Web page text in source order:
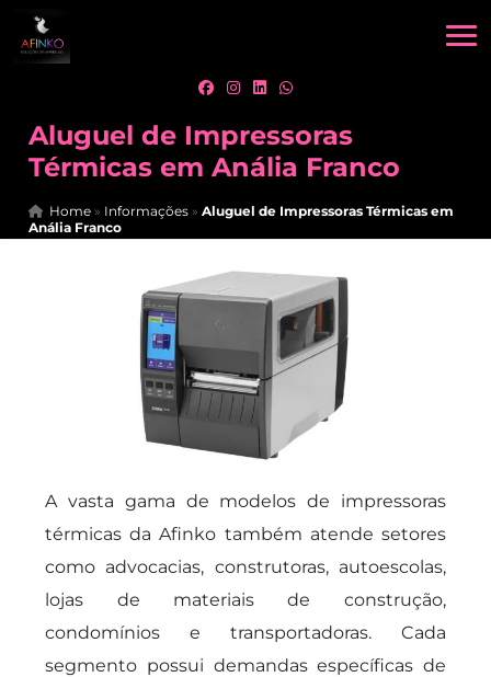
Aluguel de Impressoras
Térmicas em Anália Franco
Home » Informações »Aluguel de Impressoras Térmicas em
Anália Franco
A vasta gama de modelos de impressoras
térmicas da Afinko também atende setores
como advocacias, construtoras, autoescolas,
lojas de materiais de construção,
condomínios e transportadoras. Cada
segmento possui demandas específicas de